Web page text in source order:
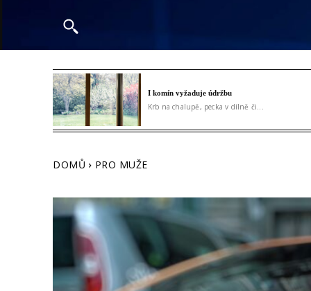
I komín vyžaduje údržbu
Krb na chalupě, pecka v dílně či...
DOMŮ PRO MUŽE